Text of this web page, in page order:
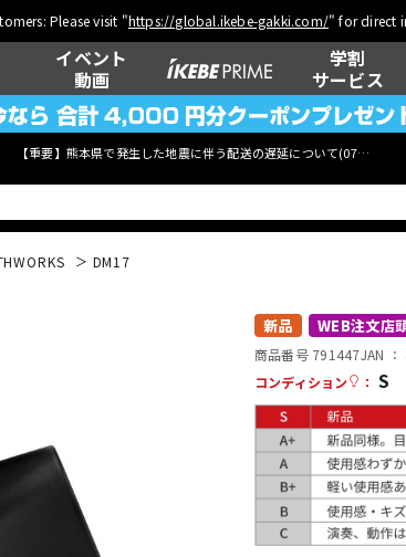
Please visit "https://global.ikebe-gakki.com/" for direct
イベント
動画
学割
サービス
【重要】熊本県で発生した地震に伴う配送の遅延について(07月29日
ウクレレ
その他楽器
DTM オンラ
イン納品
レコーディン
グ機器
DM17
新品 WEB注文店
商品番号 791447JAN ：
コンディション
： S